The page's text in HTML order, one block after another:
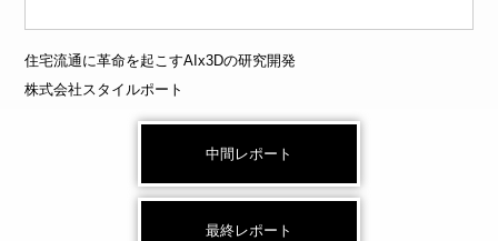
住宅流通に⾰命を起こすAIx3Dの研究開発
株式会社スタイルポート
中間レポート
最終レポート